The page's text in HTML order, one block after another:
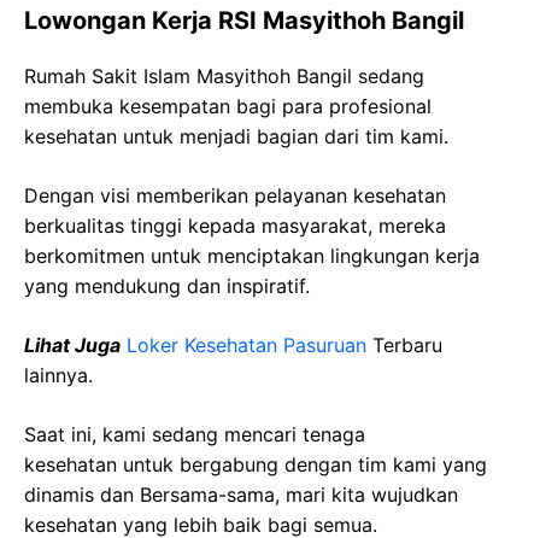
Lowongan Kerja RSI Masyithoh Bangil
Rumah Sakit Islam Masyithoh Bangil sedang
membuka kesempatan bagi para profesional
kesehatan untuk menjadi bagian dari tim kami.
Dengan visi memberikan pelayanan kesehatan
berkualitas tinggi kepada masyarakat, mereka
berkomitmen untuk menciptakan lingkungan kerja
yang mendukung dan inspiratif.
Lihat Juga Loker Kesehatan Pasuruan Terbaru
lainnya.
Saat ini, kami sedang mencari tenaga
kesehatan untuk bergabung dengan tim kami yang
dinamis dan Bersama-sama, mari kita wujudkan
kesehatan yang lebih baik bagi semua.